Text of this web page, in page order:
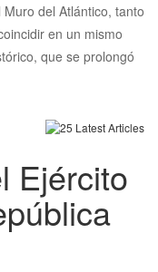
del Atlántico, tanto
en un mismo
que se prolongó
Ejército